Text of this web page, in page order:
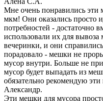
Мне очень понравились
мкм! Они оказались просто
потребностей -
использовали их для
вечеринки, и они
порадовало - мешки не
мусор внутри. Больше не
мусор будет выпадать из
обязательно рекомендую
Александр.
Эти мешки для мусора